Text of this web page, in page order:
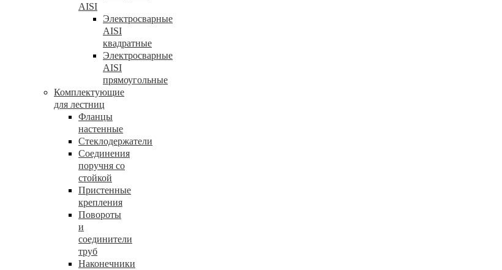
AISI
Электросварные
AISI
квадратные
Электросварные
AISI
прямоугольные
Комплектующие
для лестниц
Фланцы
настенные
Стеклодержатели
Соединения
поручня со
стойкой
Пристенные
крепления
Повороты
и
соединители
труб
Наконечники